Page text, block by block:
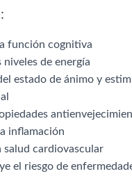
función cognitiva
niveles de energía
estado de ánimo y
inflamación
salud cardiovascular
el riesgo de